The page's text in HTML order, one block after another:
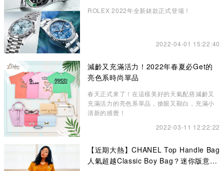
ROLEX 2022年全新錶款正式登場！
2022-04-01 15:22:40
減齡又充滿活力！2022年春夏必Get的
亮色系時尚單品
春天正式來了！在這樣美好的天氣配搭減齡又
充滿活力的亮色系單品，搶眼又顯白，充滿小
清新的感覺！
2022-03-11 12:22:22
【近期大熱】CHANEL Top Handle Bag
人氣超越Classic Boy Bag？迷你版意想